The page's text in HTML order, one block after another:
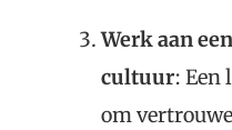
Werk aan
cultuur: Een
om